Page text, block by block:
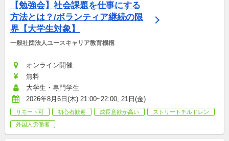
【勉強会】社会課題を仕事にする
方法とは？/ボランティア継続の限
界【大学生対象】
一般社団法人ユースキャリア教育機構
オンライン開催
無料
大学生・専門学生
2026年8月6日(木) 21:00~22:00, 21日(金)
リモート可 初心者歓迎 成長意欲が高い
ストリートチルドレン
外国人労働者